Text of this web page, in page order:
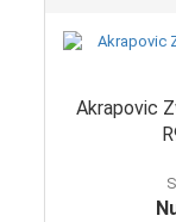
Akrapovic